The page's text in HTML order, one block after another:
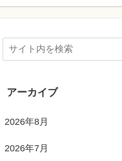
アーカイブ
2026年8月
2026年7月